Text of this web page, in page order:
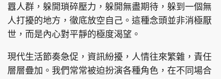
東周刊 cazbuyer 東Touch
PCM 電腦廣場 星島頭條 星島日報
囂人群，躲開瑣碎壓力，躲開無盡期待，躲到一個無
人打擾的地方，徹底放空自己。這種念頭並非消極厭
世，而是內心對平靜的極度渴望。
現代生活節奏急促，資訊紛擾，人情往來繁雜，責任
層層疊加。我們常常被迫扮演各種角色，在不同場合